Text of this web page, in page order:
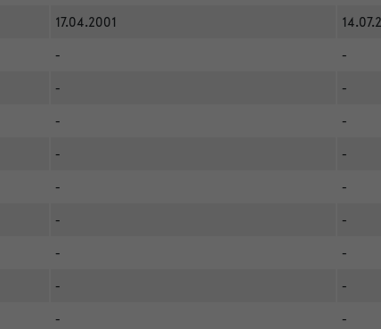
17.04.2001
-
-
-
-
-
-
-
-
-
-
-
-
-
-
-
-
-
-